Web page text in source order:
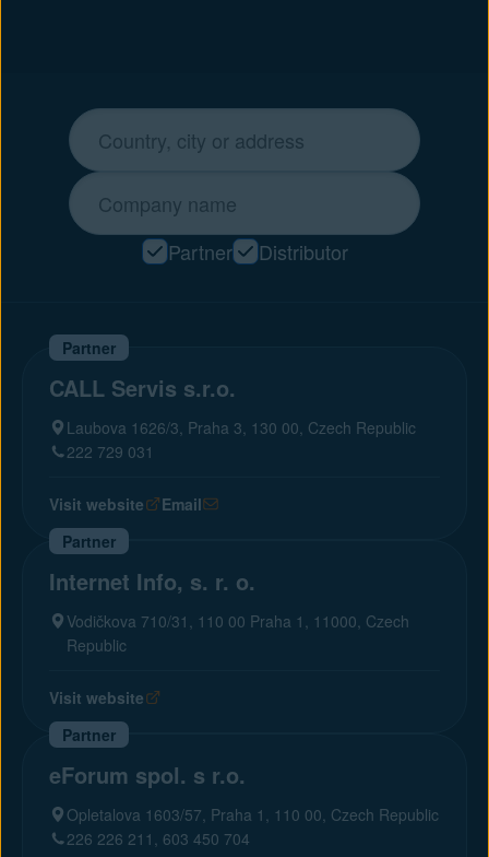
Partner Distributor
Partner
CALL Servis s.r.o.
Laubova 1626/3, Praha 3, 130 00, Czech Republic
222 729 031
Visit website
Email
Partner
Internet Info, s. r. o.
Vodičkova 710/31, 110 00 Praha 1, 11000, Czech
Republic
Visit website
Partner
eForum spol. s r.o.
Opletalova 1603/57, Praha 1, 110 00, Czech Republic
226 226 211, 603 450 704